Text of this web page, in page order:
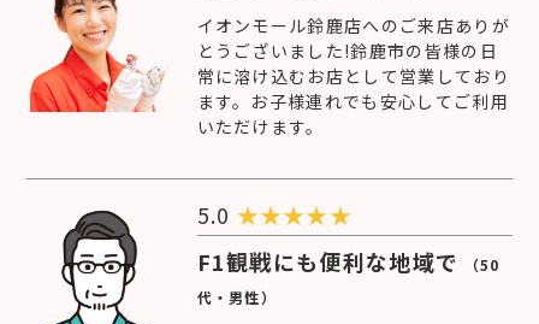
イオンモール鈴鹿店へのご来店ありが
とうございました!鈴鹿市の皆様の日
常に溶け込むお店として営業しており
ます。お子様連れでも安心してご利用
いただけます。
5.0 ★★★★★
F1観戦にも便利な地域で
（50
代・男性）